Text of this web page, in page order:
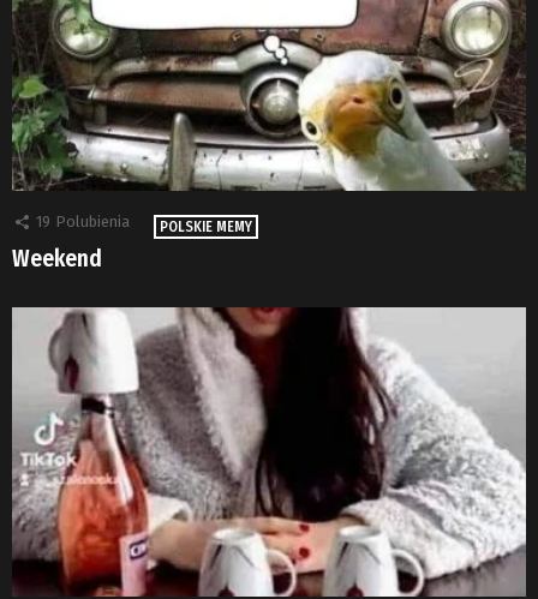
19 Polubienia POLSKIE MEMY
Weekend